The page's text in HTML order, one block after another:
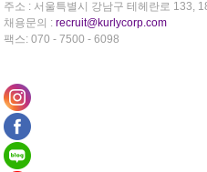
주소 : 서울특별시 강남구 테헤란로 133,
채용문의 : recruit@kurlycorp.com
팩스: 070 - 7500 - 6098